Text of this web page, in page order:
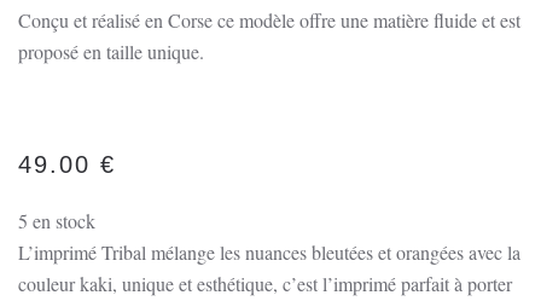
Conçu et réalisé en Corse ce modèle offre une matière fluide et est
proposé en taille unique.
49.00 €
5 en stock
L’imprimé Tribal mélange les nuances bleutées et orangées avec la
couleur kaki, unique et esthétique, c’est l’imprimé parfait à porter